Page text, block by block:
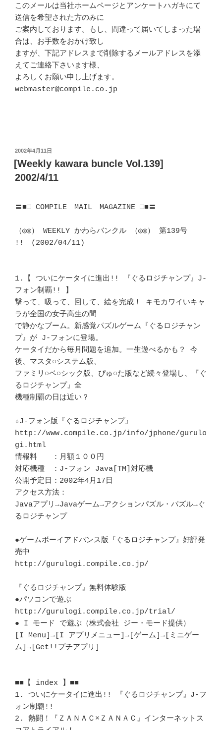
このメールは当社ホームページとアンケートハガキにて
送信を希望された方のみに
ご案内しております。もし、間違って届いてしまった場
合は、お手数をおかけ致し
ますが、下記アドレスまで削除するメールアドレスを添
えてご連絡下さいます様、
よろしくお願い申し上げます。
webmaster@compile.co.jp
投
稿
日:
2002年4月11日
[Weekly kawara buncle Vol.139]
2002/4/11
〓■□ COMPILE　MAIL　MAGAZINE □■〓
（◎◎） WEEKLY かわらバンクル （◎◎） 第139号
!!　(2002/04/11)
1.【 ついにケータイに進出!! 『ぐるロジチャンプ』J-
フォン制覇!! 】
撃って、吸って、回して、絵を完成！ キモカワイいキャ
ラが全国の女子高生の間
で静かなブーム。新感覚パズルゲーム『ぐるロジチャン
プ』が J-フォンに登場。
ケータイだから毎月問題を追加。一生遊べるかも？ 今
後、マスタ○システム版、
ファミリ○ベ○シック版、ぴゅ○た版など続々登場し、『ぐ
るロジチャンプ』全
機種制覇の日は近い？
☆J-フォン版『ぐるロジチャンプ』
http://www.compile.co.jp/info/jphone/gurulo
gi.html
情報料　　：月額１００円
対応機種　：J-フォン Java[TM]対応機
公開予定日：2002年4月17日
アクセス方法：
Javaアプリ→Javaゲーム→アクションパズル・パズル→ぐ
るロジチャンプ
●ゲームボーイアドバンス版『ぐるロジチャンプ』好評発
売中
http://gurulogi.compile.co.jp/
『ぐるロジチャンプ』無料体験版
●パソコンで遊ぶ
http://gurulogi.compile.co.jp/trial/
● I モード で遊ぶ（株式会社 ジー・モード提供）
[I Menu]→[I アプリメニュー]→[ゲーム]→[ミニゲー
ム]→[Get!!プチアプリ]
■■【 index 】■■
1. ついにケータイに進出!! 『ぐるロジチャンプ』J-フ
ォン制覇!!
2. 熱闘！『ＺＡＮＡＣ×ＺＡＮＡＣ』インターネットス